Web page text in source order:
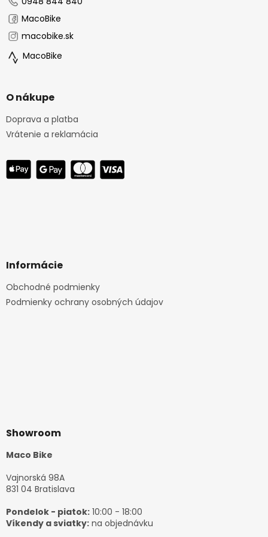
MacoBike
macobike.sk
MacoBike
O nákupe
Doprava a platba
Vrátenie a reklamácia
Informácie
Obchodné podmienky
Podmienky ochrany osobných údajov
Showroom
Maco Bike
Vajnorská 98A
831 04 Bratislava
Pondelok - piatok: 10:00 - 18:00
Víkendy a sviatky: na objednávku